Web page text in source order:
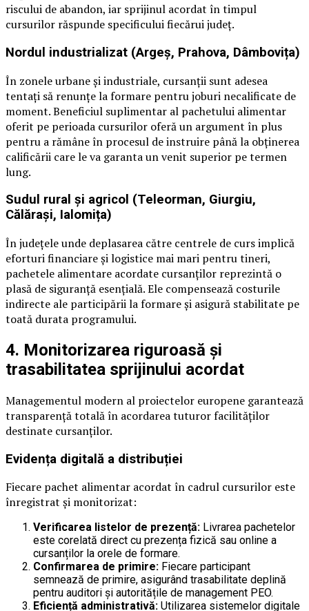
riscului de abandon, iar sprijinul acordat în timpul
cursurilor răspunde specificului fiecărui județ.
Nordul industrializat (Argeș, Prahova, Dâmbovița)
În zonele urbane și industriale, cursanții sunt adesea
tentați să renunțe la formare pentru joburi necalificate de
moment. Beneficiul suplimentar al pachetului alimentar
oferit pe perioada cursurilor oferă un argument în plus
pentru a rămâne în procesul de instruire până la obținerea
calificării care le va garanta un venit superior pe termen
lung.
Sudul rural și agricol (Teleorman, Giurgiu,
Călărași, Ialomița)
În județele unde deplasarea către centrele de curs implică
eforturi financiare și logistice mai mari pentru tineri,
pachetele alimentare acordate cursanților reprezintă o
plasă de siguranță esențială. Ele compensează costurile
indirecte ale participării la formare și asigură stabilitate pe
toată durata programului.
4. Monitorizarea riguroasă și
trasabilitatea sprijinului acordat
Managementul modern al proiectelor europene garantează
transparență totală în acordarea tuturor facilităților
destinate cursanților.
Evidența digitală a distribuției
Fiecare pachet alimentar acordat în cadrul cursurilor este
înregistrat și monitorizat:
Verificarea listelor de prezență: Livrarea pachetelor
este corelată direct cu prezența fizică sau online a
cursanților la orele de formare.
Confirmarea de primire: Fiecare participant
semnează de primire, asigurând trasabilitate deplină
pentru auditori și autoritățile de management PEO.
Eficiență administrativă: Utilizarea sistemelor digitale